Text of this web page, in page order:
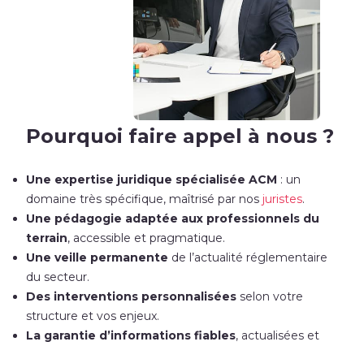
Pourquoi faire appel à nous ?
Une expertise juridique spécialisée ACM : un
domaine très spécifique, maîtrisé par nos juristes.
Une pédagogie adaptée aux professionnels du
terrain, accessible et pragmatique.
Une veille permanente de l’actualité réglementaire
du secteur.
Des interventions personnalisées selon votre
structure et vos enjeux.
La garantie d’informations fiables, actualisées et